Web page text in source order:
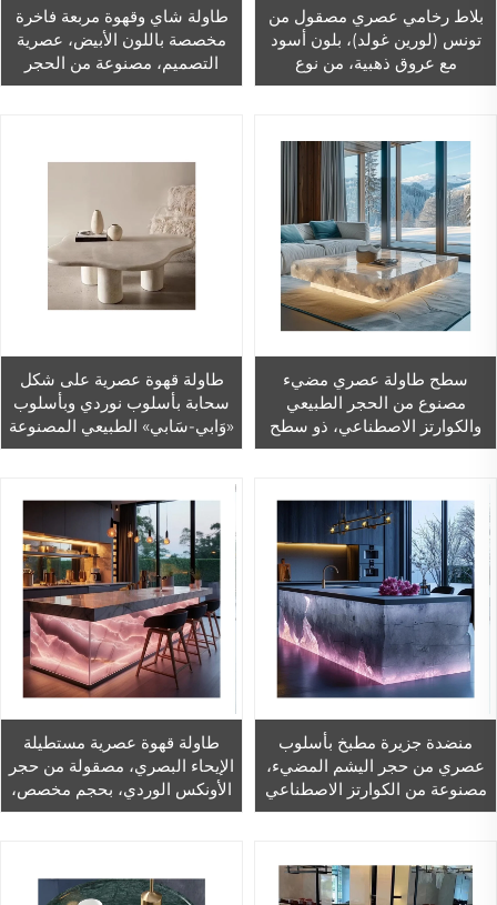
بلاط رخامي عصري مصقول من
تونس (لورين غولد)، بلون أسود
مع عروق ذهبية، من نوع
الكالسيت، مناسب للاستخدام
طاولة شاي وقهوة مربعة فاخرة
مخصصة باللون الأبيض، عصرية
التصميم، مصنوعة من الحجر
المسحوق والفولاذ المقاوم للصدأ
سطح طاولة عصري مضيء
مصنوع من الحجر الطبيعي
والكوارتز الاصطناعي، ذو سطح
مصقول، مناسب للاستخدام
طاولة قهوة عصرية على شكل
سحابة بأسلوب نوردي وبأسلوب
«وَابي-سَابي» الطبيعي المصنوعة
من الرخام الطبيعي، مع ضمان
لغرف المعيشة الخارجية والداخلية
منضدة جزيرة مطبخ بأسلوب
عصري من حجر اليشم المضيء،
مصنوعة من الكوارتز الاصطناعي
المصقول والحجر العقيق
طاولة قهوة عصرية مستطيلة
الإيحاء البصري، مصقولة من حجر
الأونكس الوردي، بحجم مخصص،
مصنوعة من حجر الياد الطبيعي